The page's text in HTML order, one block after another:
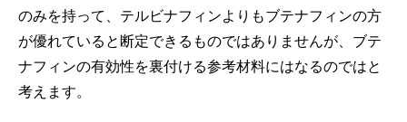
のみを持って、テルビナフィンよりもブテナフィンの方
が優れていると断定できるものではありませんが、ブテ
ナフィンの有効性を裏付ける参考材料にはなるのではと
考えます。